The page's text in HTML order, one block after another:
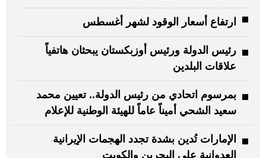
ارتفاع أسعار الوقود لشهر أغسطس
رئيس الدولة ورئيس أوزبكستان يبحثان هاتفياً
علاقات البلدين
بمرسوم اتحادي من رئيس الدولة.. تعيين محمد
سعيد الشحي أميناً عاماً للهيئة الوطنية للإعلام
الإمارات تُدين بشدة تجدد الهجمات الإيرانية
العدوانية على البحرين والكويت